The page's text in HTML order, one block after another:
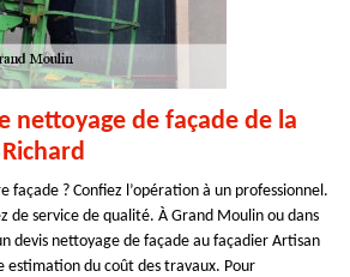
nettoyage de façade de la
façade ? Confiez l’opération à un professionnel.
de service de qualité. À Grand Moulin ou dans
devis nettoyage de façade au façadier Artisan
estimation du coût des travaux. Pour